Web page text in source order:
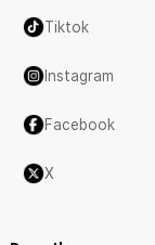
Tiktok
Instagram
Facebook
X